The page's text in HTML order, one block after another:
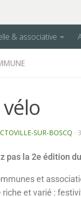
& associative
SUR-BOSCQ ·
pas la 2e édition
et
et varié :